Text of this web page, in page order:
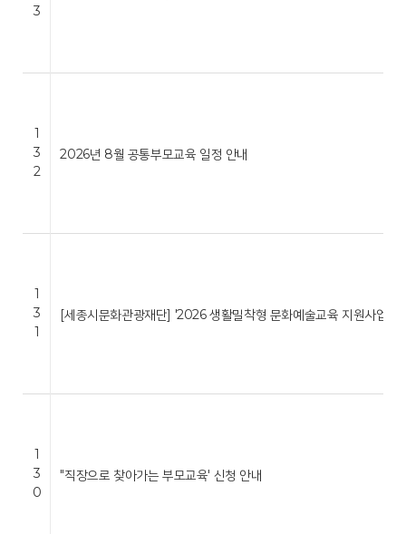
3
1
3
2
2026년 8월 공통부모교육 일정 안내
1
3
1
[세종시문화관광재단] '2026 생활밀착형 문화예술교육 지원사업 …
1
3
0
"직장으로 찾아가는 부모교육' 신청 안내